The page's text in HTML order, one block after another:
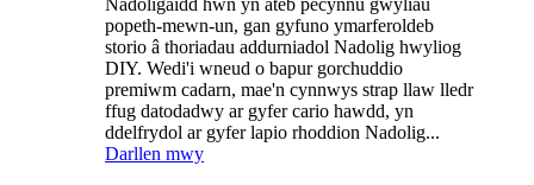
popeth-mewn-un, gan gyfuno ymarferoldeb
storio â thoriadau addurniadol Nadolig hwyliog
DIY. Wedi'i wneud o bapur gorchuddio
premiwm cadarn, mae'n cynnwys strap llaw lledr
ffug datodadwy ar gyfer cario hawdd, yn
ddelfrydol ar gyfer lapio rhoddion Nadolig...
Darllen mwy